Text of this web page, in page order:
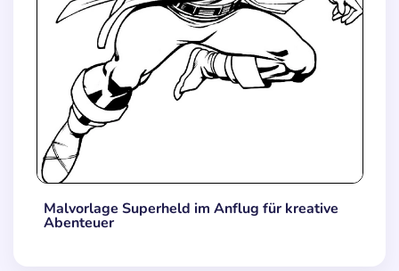
Malvorlage Superheld im Anflug für kreative
Abenteuer